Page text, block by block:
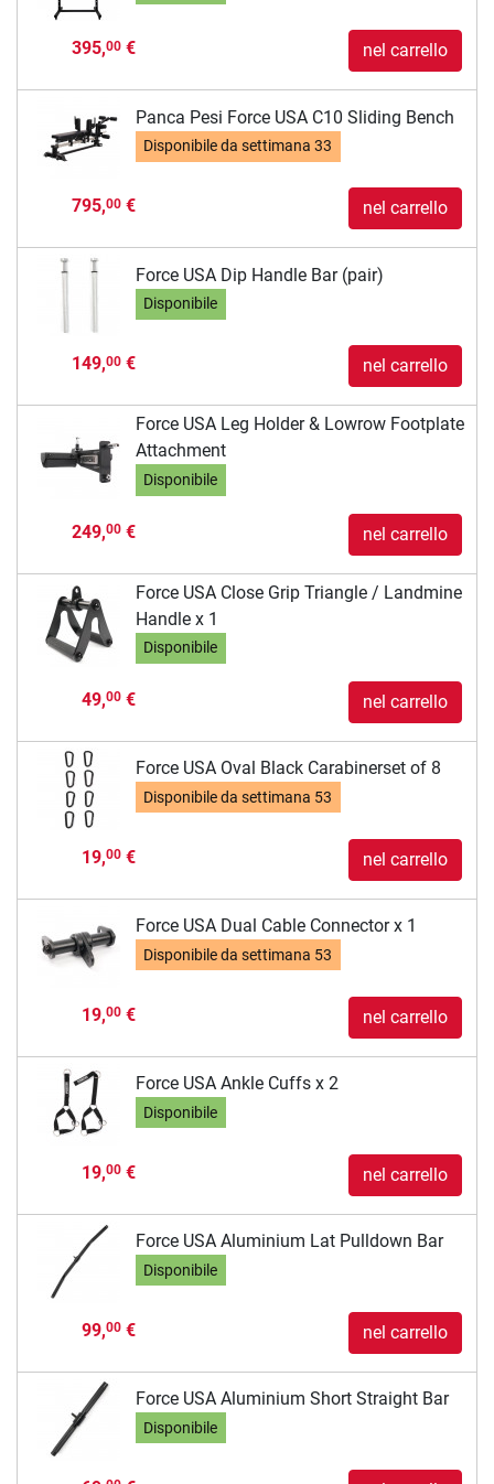
395,00€ nel carrello
Panca Pesi Force USA C10 Sliding Bench
Disponibile dasettimana 33
795,00€ nel carrello
Force USA Dip Handle Bar (pair)
Disponibile
149,00€ nel carrello
Force USA Leg Holder & Lowrow Footplate
Attachment
Disponibile
249,00€ nel carrello
Force USA Close Grip Triangle / Landmine
Handle x 1
Disponibile
49,00€ nel carrello
Force USA Oval Black Carabinerset of 8
Disponibile dasettimana 53
19,00€ nel carrello
Force USA Dual Cable Connector x 1
Disponibile dasettimana 53
19,00€ nel carrello
Force USA Ankle Cuffs x 2
Disponibile
19,00€ nel carrello
Force USA Aluminium Lat Pulldown Bar
Disponibile
99,00€ nel carrello
Force USA Aluminium Short Straight Bar
Disponibile